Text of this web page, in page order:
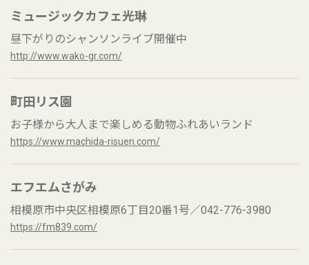
ミュージックカフェ光琳
昼下がりのシャンソンライブ開催中
http://www.wako-gr.com/
町田リス園
お子様から大人まで楽しめる動物ふれあいランド
https://www.machida-risuen.com/
エフエムさがみ
相模原市中央区相模原6丁目20番1号／042-776-3980
https://fm839.com/